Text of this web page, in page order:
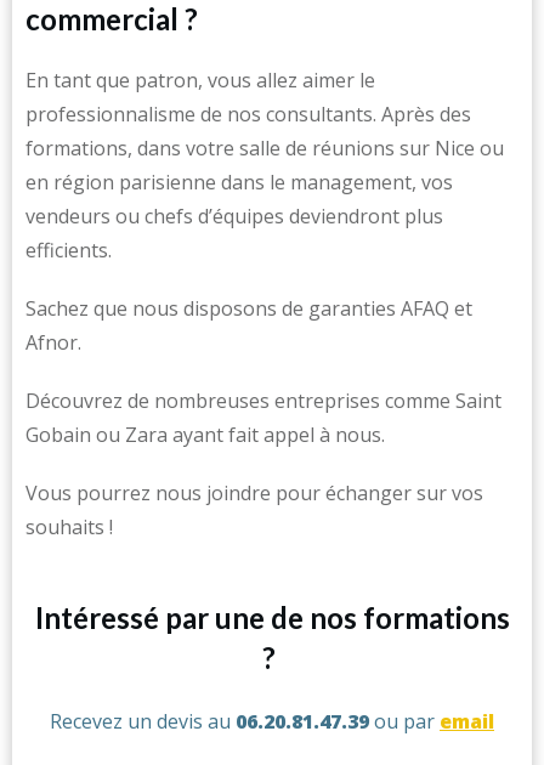
commercial ?
En tant que patron, vous allez aimer le
professionnalisme de nos consultants. Après des
formations, dans votre salle de réunions sur Nice ou
en région parisienne dans le management, vos
vendeurs ou chefs d’équipes deviendront plus
efficients.
Sachez que nous disposons de garanties AFAQ et
Afnor.
Découvrez de nombreuses entreprises comme Saint
Gobain ou Zara ayant fait appel à nous.
Vous pourrez nous joindre pour échanger sur vos
souhaits !
Intéressé par une de nos formations
?
Recevez un devis au 06.20.81.47.39ou par email